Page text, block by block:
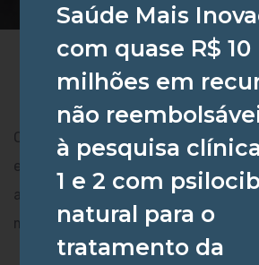
O consumo do óleo da cannabis tem
exponencialmente na população
avanços científicos a respeito de
medicinais.
Saúde Mais
com quase R$ 10
milhões em
não
à pesquisa
1 e 2 com
natural para o
tratamento da